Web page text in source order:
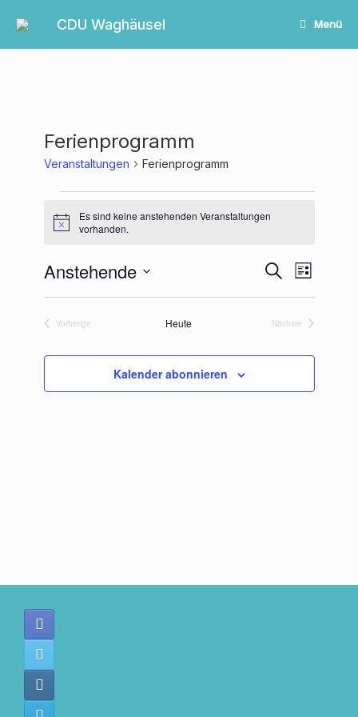
Inhalt
CDU Waghäusel Menü
Ferienprogramm
Veranstaltungen Ferienprogramm
Hinweis
Es sind keine anstehenden Veranstaltungen
vorhanden.
Veranstaltungen
Suche
und
Navigation
Suche
Ansichten-
Navigation
Liste
Anstehende
Vorherige
Heute
Nächste
Kalender abonnieren